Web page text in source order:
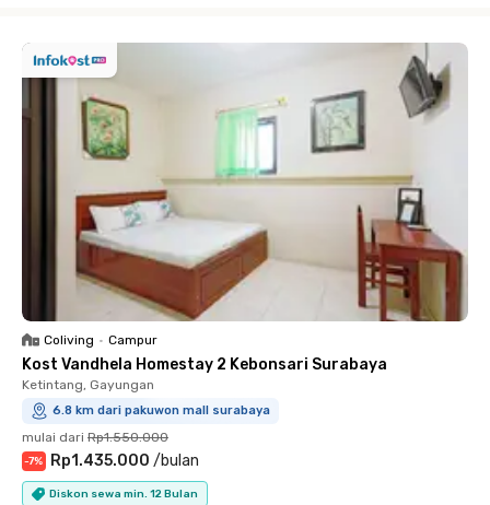
Coliving • Campur
Kost Vandhela Homestay 2 Kebonsari Surabaya
Ketintang, Gayungan
6.8 km dari pakuwon mall surabaya
mulai dari Rp1.550.000
-7% Rp1.435.000 /bulan
Diskon sewa min. 12 Bulan